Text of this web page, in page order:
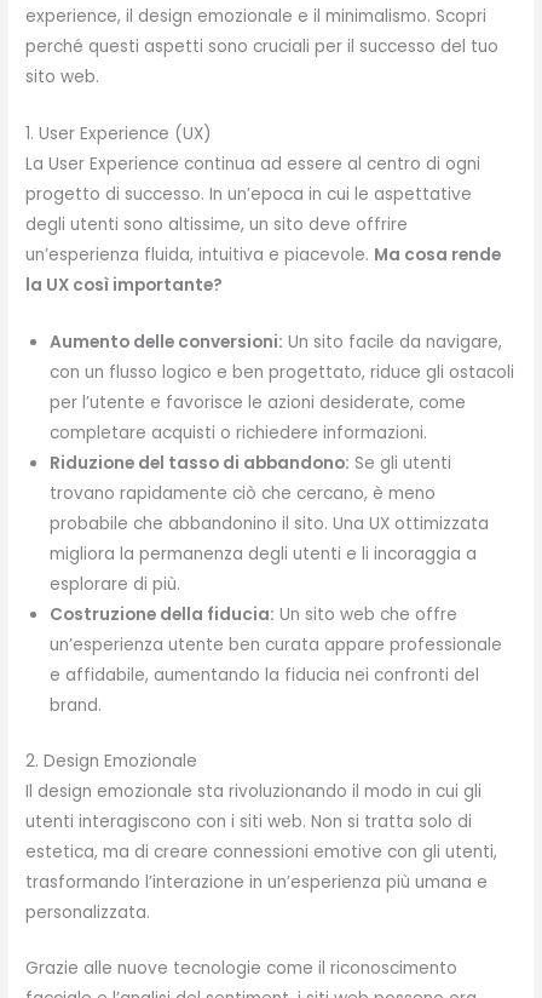
experience, il design emozionale e il minimalismo. Scopri
perché questi aspetti sono cruciali per il successo del tuo
sito web.
1. User Experience (UX)
La User Experience continua ad essere al centro di ogni
progetto di successo. In un’epoca in cui le aspettative
degli utenti sono altissime, un sito deve offrire
un’esperienza fluida, intuitiva e piacevole. Ma cosa rende
la UX così importante?
Aumento delle conversioni: Un sito facile da navigare,
con un flusso logico e ben progettato, riduce gli ostacoli
per l’utente e favorisce le azioni desiderate, come
completare acquisti o richiedere informazioni.
Riduzione del tasso di abbandono: Se gli utenti
trovano rapidamente ciò che cercano, è meno
probabile che abbandonino il sito. Una UX ottimizzata
migliora la permanenza degli utenti e li incoraggia a
esplorare di più.
Costruzione della fiducia: Un sito web che offre
un’esperienza utente ben curata appare professionale
e affidabile, aumentando la fiducia nei confronti del
brand.
2. Design Emozionale
Il design emozionale sta rivoluzionando il modo in cui gli
utenti interagiscono con i siti web. Non si tratta solo di
estetica, ma di creare connessioni emotive con gli utenti,
trasformando l’interazione in un’esperienza più umana e
personalizzata.
Grazie alle nuove tecnologie come il riconoscimento